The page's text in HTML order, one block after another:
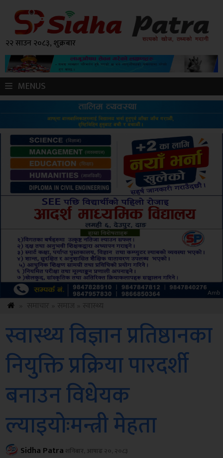
२२ साउन २०८३, शुक्रबार
MENUS
Sdc
स्वास्थ्य विज्ञान प्रतिष्ठानका
नियुक्ति प्रक्रिया पारदर्शी
बनाउन विधेयक
ल्याइयोःमन्त्री मेहता
Sidha Patra शनिबार, आषाढ २०, २०८३